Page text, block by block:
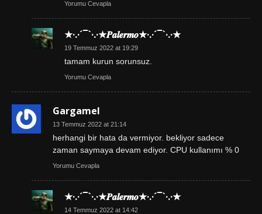
Yorumu Cevapla
★·.·´¯`·.·★𝑷𝒂𝒍𝒆𝒓𝒎𝒐★·.·´¯`·.·★
19 Temmuz 2022 at 19:29
tamam kurun sorunsuz.
Yorumu Cevapla
Gargamel
13 Temmuz 2022 at 21:14
herhangi bir hata da vermiyor. bekliyor sadece
zaman saymaya devam ediyor. CPU kullanımı % 0
Yorumu Cevapla
★·.·´¯`·.·★𝑷𝒂𝒍𝒆𝒓𝒎𝒐★·.·´¯`·.·★
14 Temmuz 2022 at 14:42